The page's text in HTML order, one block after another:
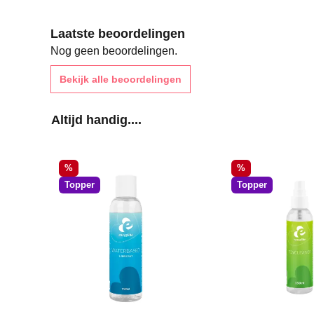
Laatste beoordelingen
Nog geen beoordelingen.
Bekijk alle beoordelingen
Productgalerij overslaan
Altijd handig....
Korting
%
Topper
Korting
%
Topper